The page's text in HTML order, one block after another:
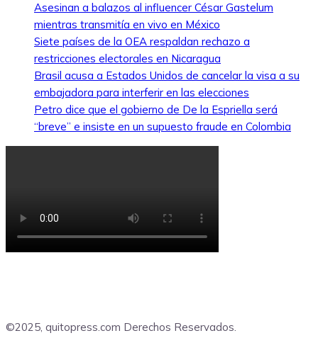
Asesinan a balazos al influencer César Gastelum
mientras transmitía en vivo en México
Siete países de la OEA respaldan rechazo a
restricciones electorales en Nicaragua
Brasil acusa a Estados Unidos de cancelar la visa a su
embajadora para interferir en las elecciones
Petro dice que el gobierno de De la Espriella será
“breve” e insiste en un supuesto fraude en Colombia
©2025, quitopress.com Derechos Reservados.